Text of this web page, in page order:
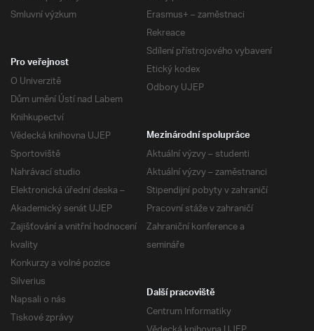
Smluvní výzkum
Erasmus+ – zaměstnaci
Rekreace
Sdílení přístrojového vybavení
Etický kodex
Odbory UJEP
Pro veřejnost
O Univerzitě
Dům umění Ústí nad Labem
Knihkupectví
Vědecká knihovna UJEP
Sportoviště
Nahrávací studio
Elektronická úřední deska –
Akademický senát UJEP
Zajišťování a vnitřní hodnocení
kvality
Konkurzy a volné pozice
Silverius
Napsali o nás
Tiskové zprávy
Mezinárodní spolupráce
Aktuální výzvy – studenti
Aktuální výzvy – zaměstnanci
Stipendijní pobyty v zahraničí
Pracovní stáže v zahraničí
Zahraniční konference a
semináře
Další pracoviště
Centrum Informatiky